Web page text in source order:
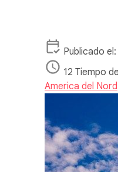
Publicado
12 Tiempo
America del Nord